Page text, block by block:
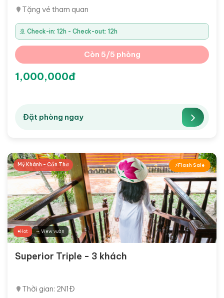
Tặng vé tham quan
🚢 Check-in: 12h - Check-out: 12h
Còn 5/5 phòng
1,000,000đ
Đặt phòng ngay
Flash Sale
Mỹ Khánh - Cần Thơ
Hot ∼ View vườn
Superior Triple - 3 khách
Thời gian: 2N1Đ